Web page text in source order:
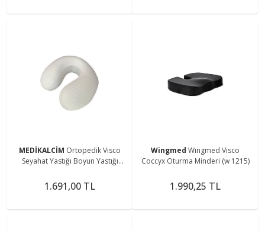
MEDİKALCİM Ortopedik Visco
Seyahat Yastığı Boyun Yastığı
Yastığı
1.691,00 TL
Wingmed Wıngmed Visco
Coccyx Oturma Minderi (w 1215)
1.990,25 TL